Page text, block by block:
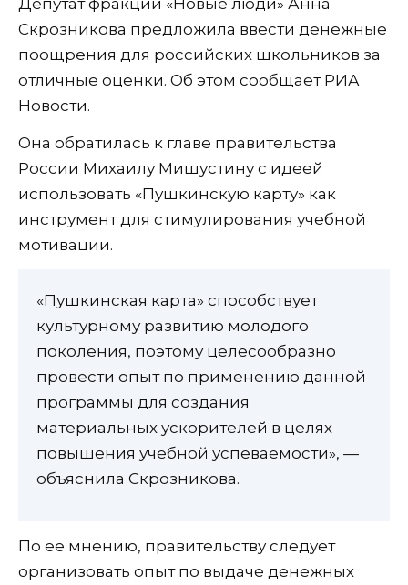
Депутат фракции «Новые люди» Анна
Скрозникова предложила ввести денежные
поощрения для российских школьников за
отличные оценки. Об этом сообщает РИА
Новости.
Она обратилась к главе правительства
России Михаилу Мишустину с идеей
использовать «Пушкинскую карту» как
инструмент для стимулирования учебной
мотивации.
«Пушкинская карта» способствует
культурному развитию молодого
поколения, поэтому целесообразно
провести опыт по применению данной
программы для создания
материальных ускорителей в целях
повышения учeбной успеваемости», —
объяснила Скрозникова.
По ее мнению, правительству следует
организовать опыт по выдаче денежных